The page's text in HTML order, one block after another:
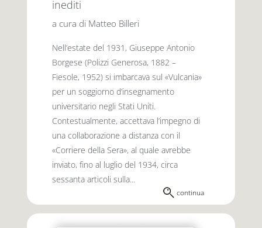
inediti
a cura di Matteo Billeri
Nell’estate del 1931, Giuseppe Antonio
Borgese (Polizzi Generosa, 1882 –
Fiesole, 1952) si imbarcava sul «Vulcania»
per un soggiorno d’insegnamento
universitario negli Stati Uniti.
Contestualmente, accettava l’impegno di
una collaborazione a distanza con il
«Corriere della Sera», al quale avrebbe
inviato, fino al luglio del 1934, circa
sessanta articoli sulla...
continua